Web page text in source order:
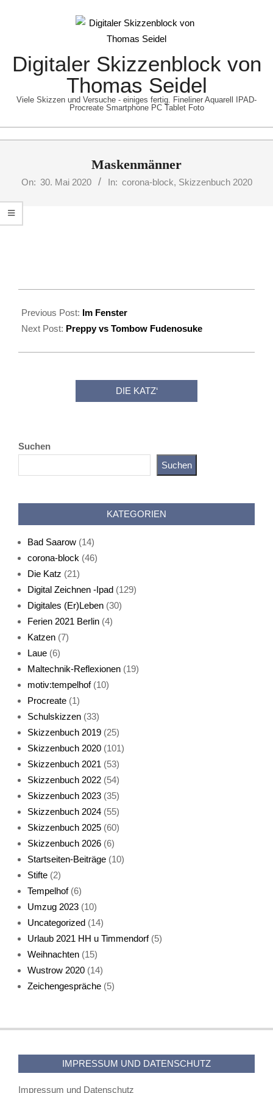
Digitaler Skizzenblock von
Thomas Seidel
Viele Skizzen und Versuche - einiges fertig. Fineliner Aquarell IPAD-
Procreate Smartphone PC Tablet Foto
Menu
Maskenmänner
On: 30. Mai 2020 In: corona-block, Skizzenbuch 2020
05-
30
Previous Post: Im Fenster
Next Post: Preppy vs Tombow Fudenosuke
DIE KATZ‘
Live-Cat
Katze sturmerprobt
Suchen
Suchen
KATEGORIEN
Bad Saarow (14)
corona-block (46)
Die Katz (21)
Digital Zeichnen -Ipad (129)
Digitales (Er)Leben (30)
Ferien 2021 Berlin (4)
Katzen (7)
Laue (6)
Maltechnik-Reflexionen (19)
motiv:tempelhof(10)
Procreate (1)
Schulskizzen (33)
Skizzenbuch 2019 (25)
Skizzenbuch 2020 (101)
Skizzenbuch 2021 (53)
Skizzenbuch 2022 (54)
Skizzenbuch 2023 (35)
Skizzenbuch 2024 (55)
Skizzenbuch 2025 (60)
Skizzenbuch 2026 (6)
Startseiten-Beiträge (10)
Stifte (2)
Tempelhof(6)
Umzug 2023 (10)
Uncategorized (14)
Urlaub 2021 HH u Timmendorf(5)
Weihnachten (15)
Wustrow 2020 (14)
Zeichengespräche (5)
IMPRESSUM UND DATENSCHUTZ
Impressum und Datenschutz